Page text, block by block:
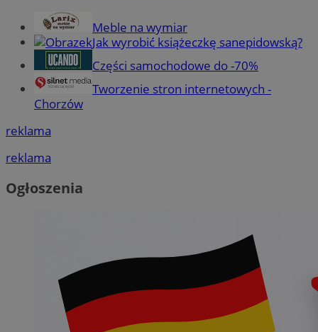
Meble na wymiar
Jak wyrobić książeczkę sanepidowską?
Części samochodowe do -70%
Tworzenie stron internetowych -
Chorzów
reklama
reklama
Ogłoszenia